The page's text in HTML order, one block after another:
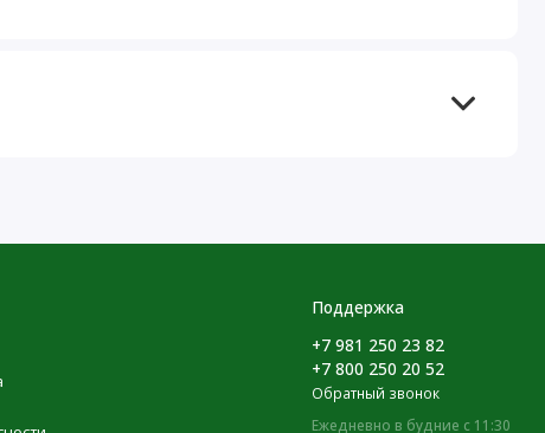
Поддержка
+7 981 250 23 82
+7 800 250 20 52
Обратный звонок
Ежедневно в будние с 11:30